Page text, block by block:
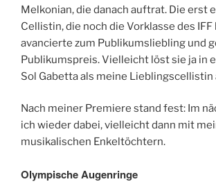
Melkonian, die danach auftrat. Die erst
Cellistin, die noch die Vorklasse des
avancierte zum Publikumsliebling und
Publikumspreis. Vielleicht löst sie ja in
Sol Gabetta als meine Lieblingscellistin
Nach meiner Premiere stand fest: Im
ich wieder dabei, vielleicht dann mit
musikalischen Enkeltöchtern.
Olympische Augenringe